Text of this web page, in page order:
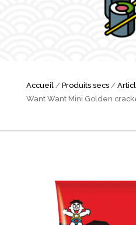
Accueil/ Produits secs/
Want Want Mini Golden